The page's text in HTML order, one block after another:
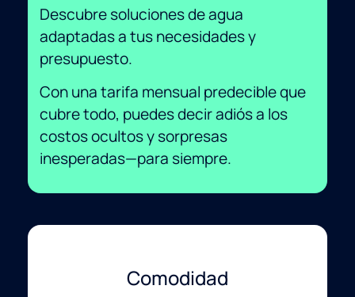
Descubre soluciones de agua
adaptadas a tus necesidades y
presupuesto.
Con una tarifa mensual predecible que
cubre todo, puedes decir adiós a los
costos ocultos y sorpresas
inesperadas—para siempre.
Comodidad